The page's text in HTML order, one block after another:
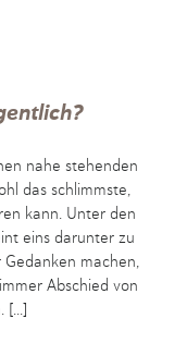
nahe stehenden
das schlimmste,
kann. Unter den
eins darunter zu
Gedanken machen,
Abschied von
[...]